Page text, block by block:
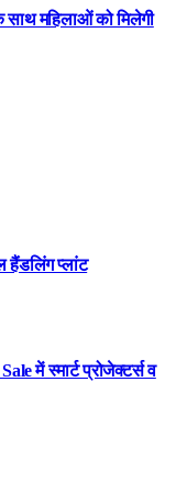
साथ महिलाओं को मिलेगी
हैंडलिंग प्लांट
में स्मार्ट प्रोजेक्टर्स व